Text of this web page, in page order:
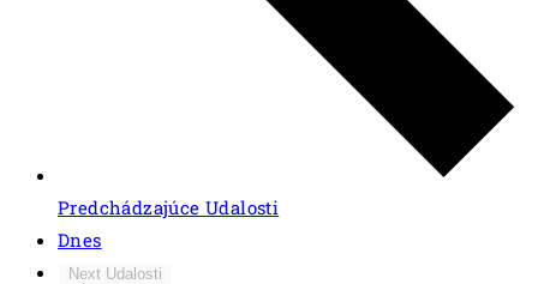
PredchádzajúceUdalosti
Dnes
Next Udalosti